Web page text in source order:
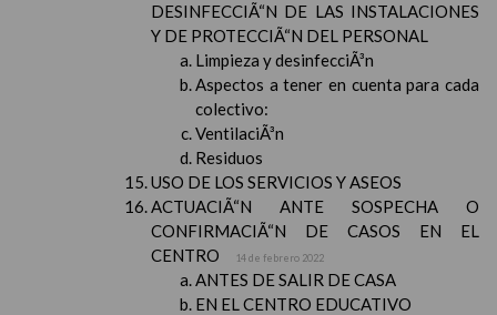
DESINFECCIÃ“N DE LAS INSTALACIONES
Y DE PROTECCIÃ“N DEL PERSONAL
Limpieza y desinfecciÃ³n
Aspectos a tener en cuenta para cada
colectivo:
VentilaciÃ³n
Residuos
USO DE LOS SERVICIOS Y ASEOS
ACTUACIÃ“N ANTE SOSPECHA O
CONFIRMACIÃ“N DE CASOS EN EL
CENTRO
14 de febrero 2022
ANTES DE SALIR DE CASA
EN EL CENTRO EDUCATIVO